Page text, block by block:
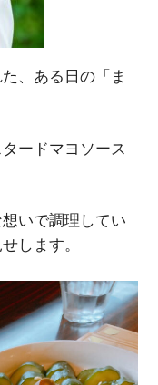
、ある日の「ま
ードマヨソース
いで調理してい
します。